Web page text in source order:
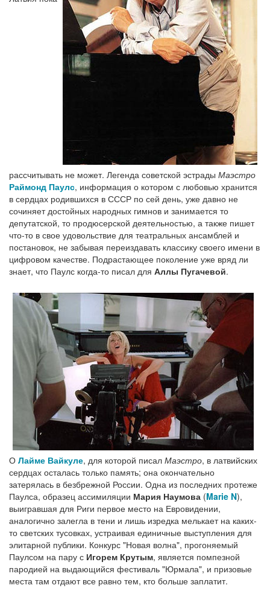
рассчитывать не может. Легенда советской эстрады Маэстро
Раймонд Паулс, информация о котором с любовью хранится
в сердцах родившихся в СССР по сей день, уже давно не
сочиняет достойных народных гимнов и занимается то
депутатской, то продюсерской деятельностью, а также пишет
что-то в свое удовольствие для театральных ансамблей и
постановок, не забывая переиздавать классику своего имени в
цифровом качестве. Подрастающее поколение уже вряд ли
знает, что Паулс когда-то писал для Аллы Пугачевой.
О Лайме Вайкуле, для которой писал Маэстро, в латвийских
сердцах осталась только память; она окончательно
затерялась в безбрежной России. Одна из последних протеже
Паулса, образец ассимиляции Мария Наумова (Marie N),
выигравшая для Риги первое место на Евровидении,
аналогично залегла в тени и лишь изредка мелькает на каких-
то светских тусовках, устраивая единичные выступления для
элитарной публики. Конкурс "Новая волна", прогоняемый
Паулсом на пару с Игорем Крутым, является помпезной
пародией на выдающийся фестиваль "Юрмала", и призовые
места там отдают все равно тем, кто больше заплатит.